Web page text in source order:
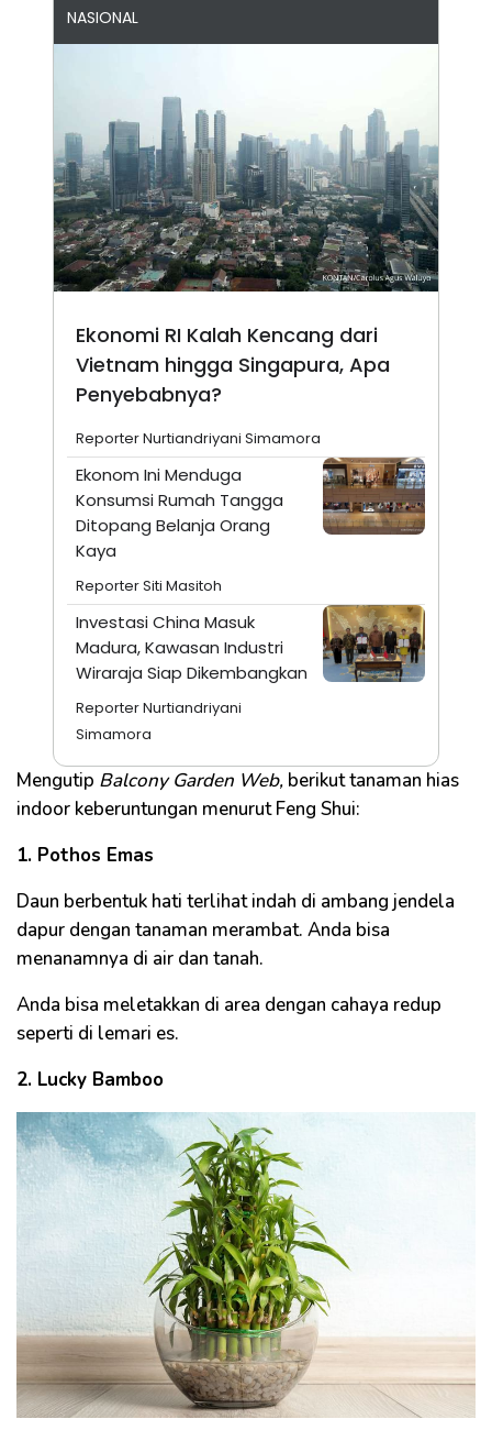
NASIONAL
Ekonomi RI Kalah Kencang dari
Vietnam hingga Singapura, Apa
Penyebabnya?
Reporter Nurtiandriyani Simamora
Ekonom Ini Menduga
Konsumsi Rumah Tangga
Ditopang Belanja Orang
Kaya
Reporter Siti Masitoh
Investasi China Masuk
Madura, Kawasan Industri
Wiraraja Siap Dikembangkan
Reporter Nurtiandriyani
Simamora
Mengutip Balcony Garden Web, berikut tanaman hias
indoor keberuntungan menurut Feng Shui:
1. Pothos Emas
Daun berbentuk hati terlihat indah di ambang jendela
dapur dengan tanaman merambat. Anda bisa
menanamnya di air dan tanah.
Anda bisa meletakkan di area dengan cahaya redup
seperti di lemari es.
2. Lucky Bamboo